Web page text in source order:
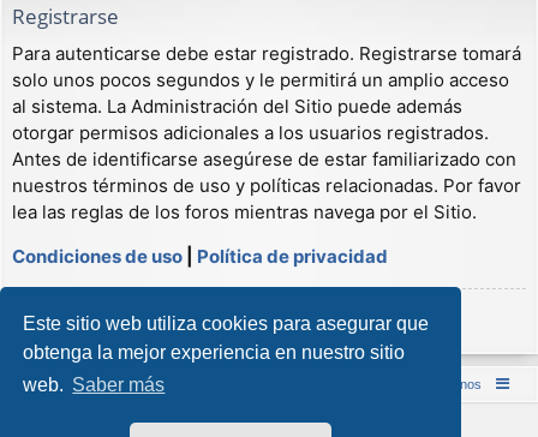
Este sitio web utiliza cookies para asegurar que
obtenga la mejor experiencia en nuestro sitio
web. Saber más
Registrarse
Para autenticarse debe estar registrado. Registrarse tomará
solo unos pocos segundos y le permitirá un amplio acceso
al sistema. La Administración del Sitio puede además
otorgar permisos adicionales a los usuarios registrados.
Antes de identificarse asegúrese de estar familiarizado con
nuestros términos de uso y políticas relacionadas. Por favor
lea las reglas de los foros mientras navega por el Sitio.
Condiciones de uso
Política de privacidad
Registrarse
Inicio (Web) Foro Punta de Lanza Wargames Contáctenos
Desarrollado porphpBB® Forum Software © phpBB Limited